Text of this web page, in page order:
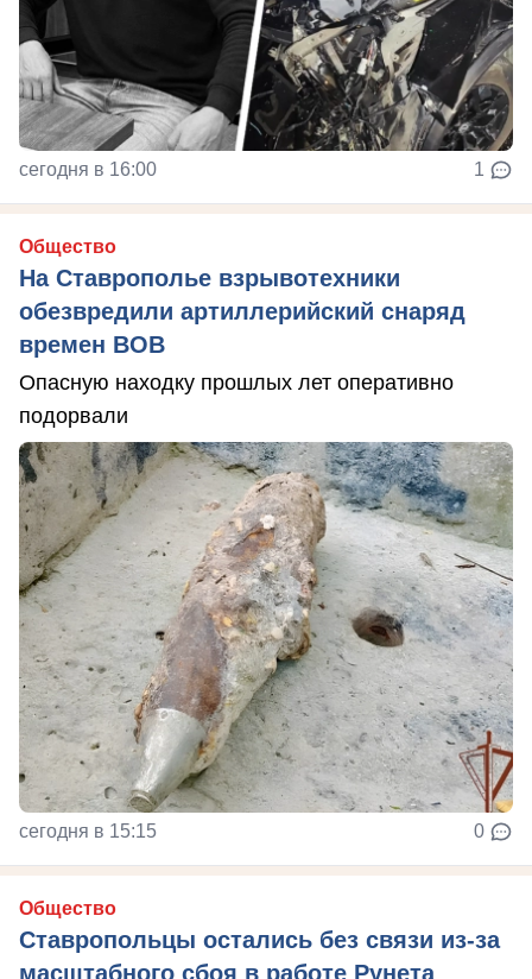
сегодня в 16:00 1
Общество
На Ставрополье взрывотехники
обезвредили артиллерийский снаряд
времен ВОВ
Опасную находку прошлых лет оперативно
подорвали
сегодня в 15:15 0
Общество
Ставропольцы остались без связи из-за
масштабного сбоя в работе Рунета